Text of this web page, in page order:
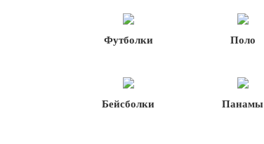
Футболки Поло
Бейсболки Панамы